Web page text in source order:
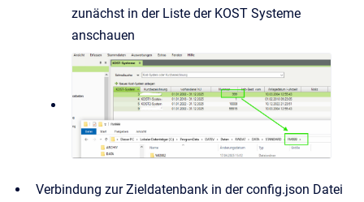
zunächst in der Liste der KOST Systeme
anschauen
Verbindung zur Zieldatenbank in der config.json Datei